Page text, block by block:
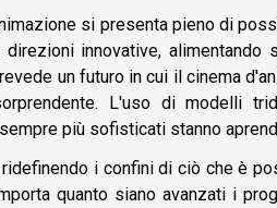
si presenta pieno di
innovative, alimentando
un futuro in cui il cinema
L'uso di modelli
più sofisticati stanno
i confini di ciò che è
quanto siano avanzati i